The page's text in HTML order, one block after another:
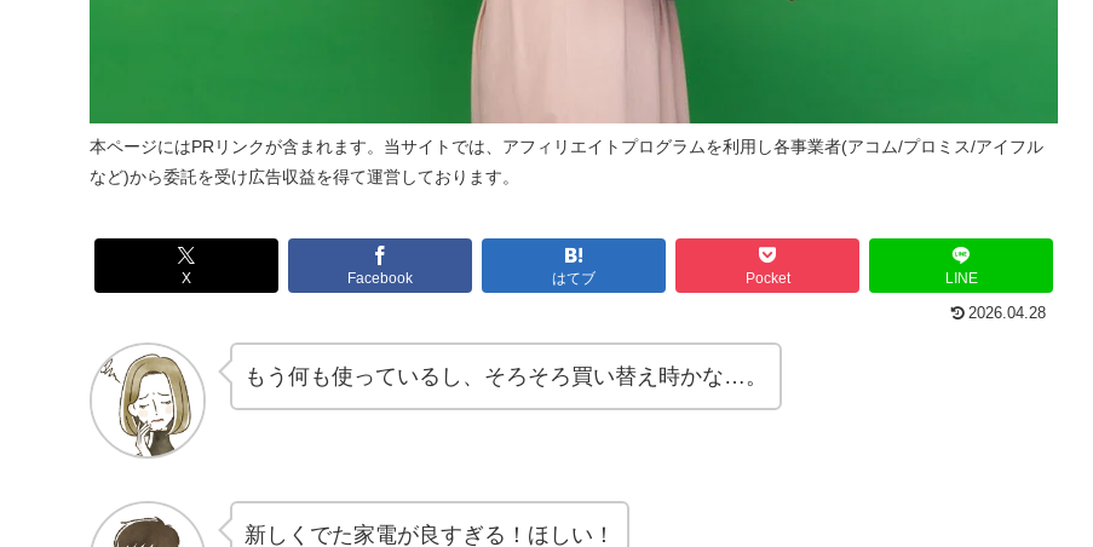
本ページにはPRリンクが含まれます。当サイトでは、アフィリエイトプログラムを利用し各事業者(アコム/プロミス/アイフル
など)から委託を受け広告収益を得て運営しております。
X Facebook はてブ Pocket LINE
2026.04.28
もう何も使っているし、そろそろ買い替え時かな…。
新しくでた家電が良すぎる！ほしい！